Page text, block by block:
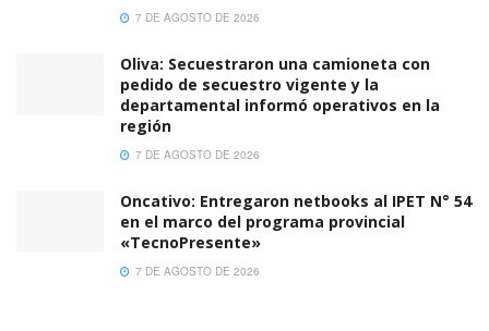
7 DE AGOSTO DE 2026
Oliva: Secuestraron una camioneta con
pedido de secuestro vigente y la
departamental informó operativos en la
región
7 DE AGOSTO DE 2026
Oncativo: Entregaron netbooks al IPET N° 54
en el marco del programa provincial
«TecnoPresente»
7 DE AGOSTO DE 2026